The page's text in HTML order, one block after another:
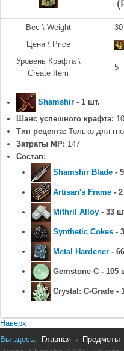
Вес \ Weight
30
Цена \ Price
Уровень Крафта \
Create Item
5
Shamshir - 1 шт.
Шанс успешного крафта:
Тип рецепта: Только для
Затраты MP: 147
Состав:
Shamshir Blade -
Artisan's Frame -
Mithril Alloy - 33
Synthetic Cokes -
Metal Hardener -
Gemstone C - 105
Crystal: C-Grade -
Наверх
Вы здесь:
Главная Предметы